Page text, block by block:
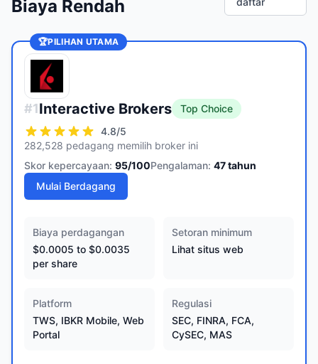
Biaya Rendah
🏆PILIHAN UTAMA
#1Interactive Brokers
Top Choice
4.8/5
282,528 pedagang memilih broker ini
Skor kepercayaan: 95/100Pengalaman: 47tahun
Mulai Berdagang
Biaya perdagangan
$0.0005 to $0.0035
per share
Setoran minimum
Lihat situs web
Platform
TWS, IBKR Mobile, Web
Portal
Regulasi
SEC, FINRA, FCA,
CySEC, MAS